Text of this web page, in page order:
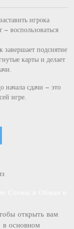
игрока
— воспользоваться
завершает подснятие
карты и делает
начала сдачи — это
игре.
открыть вам
в основном